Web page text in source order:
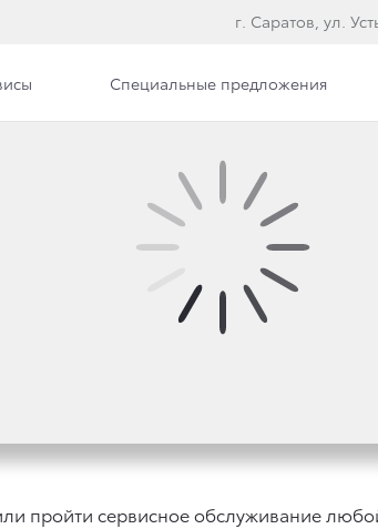
г. Саратов, ул.
Специальные предложения
пройти сервисное обслуживание